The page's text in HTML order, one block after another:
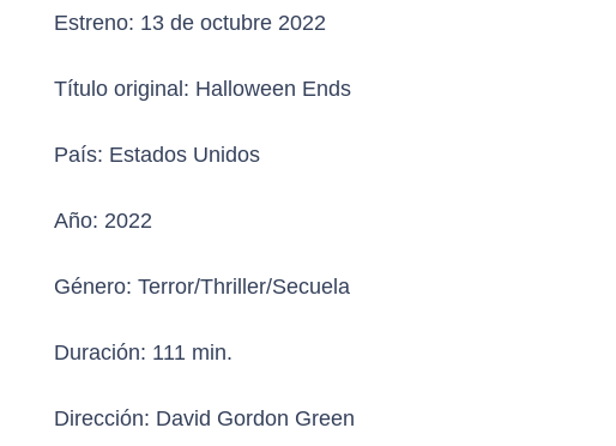
Estreno: 13 de octubre 2022
Título original: Halloween Ends
País: Estados Unidos
Año: 2022
Género: Terror/Thriller/Secuela
Duración: 111 min.
Dirección: David Gordon Green